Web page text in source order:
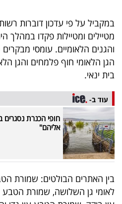
שיתופי
פעולה
דרושים
ניוזלטרים
מייל
מטיילים ומטיילות פקדו במהלך
והגנים הלאומיים. עומסי
הגן הלאומי חוף פלמחים והגן
בית ינאי.
עוד ב-
חופי הכנרת נסגרים
אליהם"
בין האתרים הבולטים: שמורת
לאומי גן השלושה, שמורת